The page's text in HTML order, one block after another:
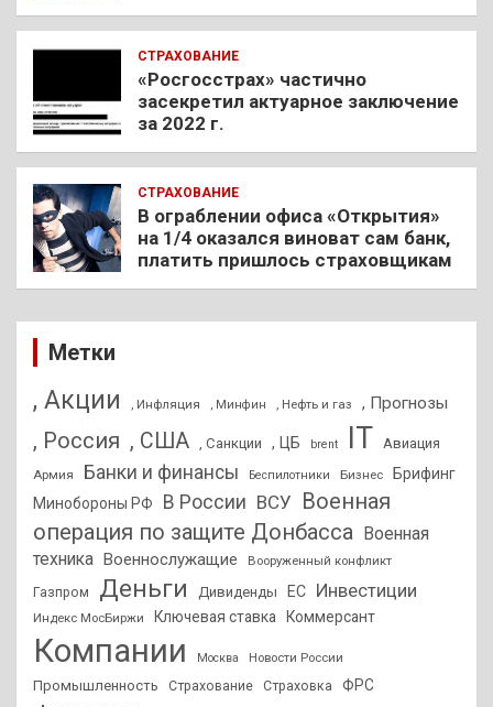
СТРАХОВАНИЕ
«Росгосстрах» частично
засекретил актуарное заключение
за 2022 г.
СТРАХОВАНИЕ
В ограблении офиса «Открытия»
на 1/4 оказался виноват сам банк,
платить пришлось страховщикам
Метки
, Акции , Инфляция , Минфин , Нефть и газ , Прогнозы
, Россия , США , Санкции , ЦБ brent IT Авиация
Армия Банки и финансы Беспилотники Бизнес
Брифинг
Минобороны РФ
В России ВСУ Военная
операция по защите Донбасса Военная
техника Военнослужащие Вооруженный конфликт
Газпром Деньги Дивиденды ЕС Инвестиции
Индекс МосБиржи Ключевая ставка Коммерсант
Компании Москва Новости России
Промышленность Страхование Страховка ФРС